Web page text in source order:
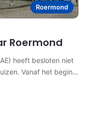
Roermond
Roermond
heeft besloten niet
Vanaf het begin…